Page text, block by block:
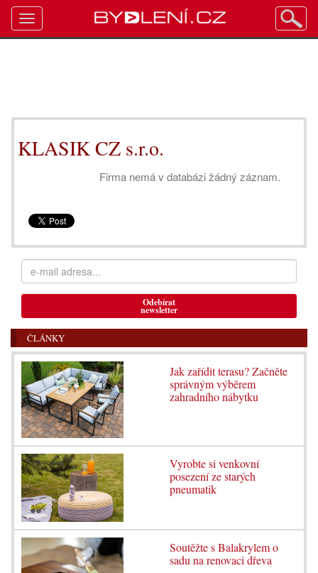
KLASIK CZ s.r.o.
Firma nemá v databázi žádný záznam.
Odebírat
newsletter
ČLÁNKY
Jak zařídit terasu? Začněte
správným výběrem
zahradního nábytku
Vyrobte si venkovní
posezení ze starých
pneumatik
Soutěžte s Balakrylem o
sadu na renovaci dřeva
Toggle
navigation